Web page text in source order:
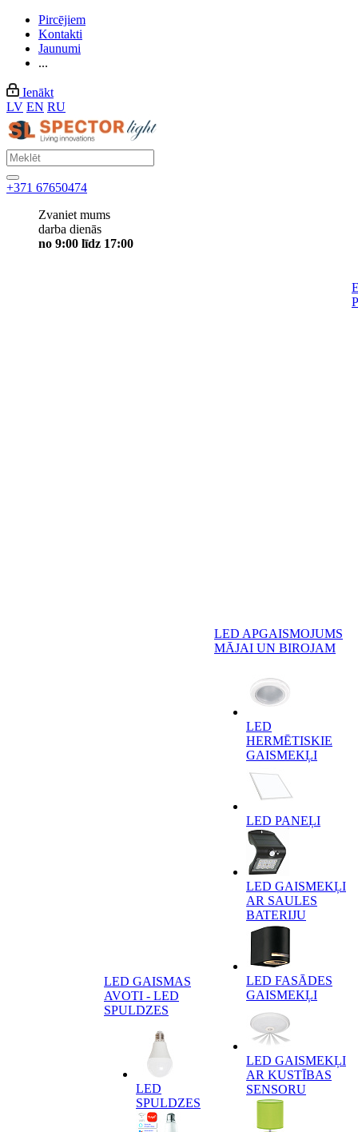
Pircējiem
Kontakti
Jaunumi
...
Ienākt
LV EN RU
+371 67650474
Zvaniet mums
darba dienās
no 9:00 līdz 17:00
LED GAISMAS
AVOTI - LED
SPULDZES
LED
SPULDZES
LED APGAISMOJUMS
MĀJAI UN BIROJAM
LED
HERMĒTISKIE
GAISMEKĻI
LED PANEĻI
LED GAISMEKĻI
AR SAULES
BATERIJU
LED FASĀDES
GAISMEKĻI
LED GAISMEKĻI
AR KUSTĪBAS
SENSORU